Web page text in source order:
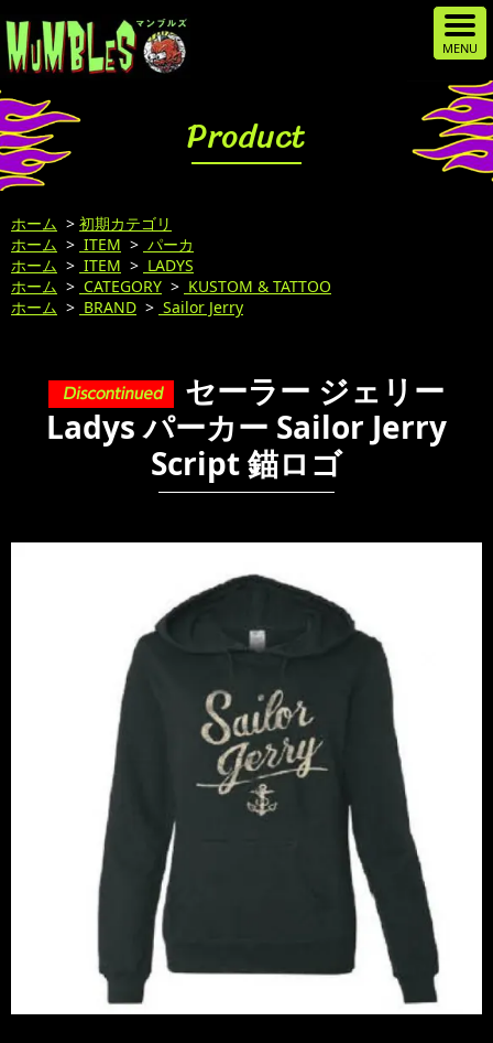
Product
ホーム > 初期カテゴリ
ホーム > ITEM > パーカ
ホーム > ITEM > LADYS
ホーム > CATEGORY > KUSTOM & TATTOO
ホーム > BRAND > Sailor Jerry
セーラー ジェリー
Ladys パーカー Sailor Jerry
Script 錨ロゴ